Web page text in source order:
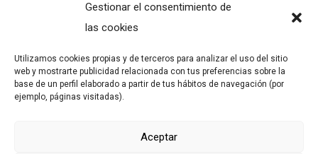
Gestionar el consentimiento de
las cookies
Utilizamos cookies propias y de terceros para analizar el uso del sitio
web y mostrarte publicidad relacionada con tus preferencias sobre la
base de un perfil elaborado a partir de tus hábitos de navegación (por
ejemplo, páginas visitadas).
Aceptar
Contacto
info@clubdegolflascaldas.com
681 163 108
La Premaña s/n, 33174, Oviedo, España